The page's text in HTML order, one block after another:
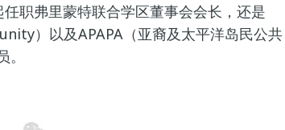
职弗里蒙特联合学区董事会会长，还是
）以及APAPA（亚裔及太平洋岛民公共